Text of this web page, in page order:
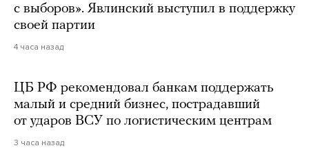
с выборов». Явлинский выступил в поддержку
своей партии
4 часа назад
ЦБ РФ рекомендовал банкам поддержать
малый и средний бизнес, пострадавший
от ударов ВСУ по логистическим центрам
3 часа назад